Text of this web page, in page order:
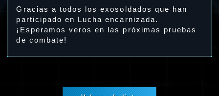
Gracias a todos los exosoldados que han
participado en Lucha encarnizada.
¡Esperamos veros en las próximas pruebas
de combate!